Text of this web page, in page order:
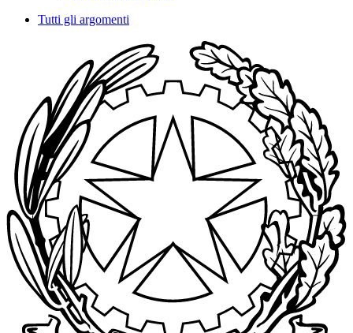
Tutti gli argomenti